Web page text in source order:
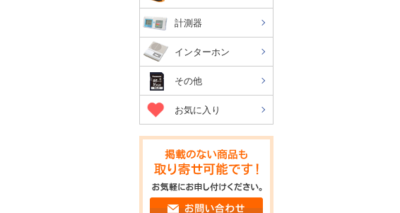
計測器
インターホン
その他
お気に入り